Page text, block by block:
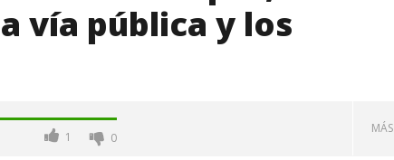
vía pública y los
1 0
MÁS